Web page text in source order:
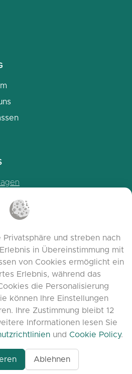
www.quora.com/
Agent-7/Maximizing-
platform | Alle Rechte
Developed byC9 Group
und streben nach
in Übereinstimmung mit
von Cookies ermöglicht ein
Erlebnis, während das
die Personalisierung
können Ihre Einstellungen
Ihre Zustimmung bleibt 12
Informationen lesen Sie
und Cookie Policy.
Ablehnen